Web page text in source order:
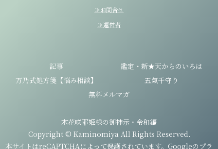
≫お問合せ
≫運営者
記事
鑑定・新★天からのいろは
万乃式処方箋【悩み相談】
五氣千守り
無料メルマガ
木花咲耶姫様の御神示・令和編
Copyright © Kaminomiya All Rights Reserved.
本サイトはreCAPTCHAによって保護されています。Googleの プラ